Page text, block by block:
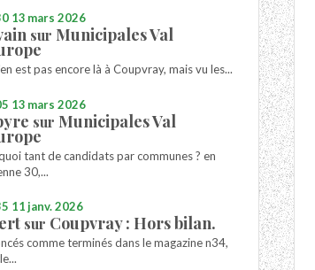
13 mars 2026
sur Municipales Val
est pas encore là à Coupvray, mais vu les...
13 mars 2026
sur Municipales Val
tant de candidats par communes ? en
30,...
11janv. 2026
sur Coupvray : Hors bilan.
comme terminés dans le magazine n34,